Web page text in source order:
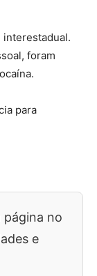
foram
para
página no
e